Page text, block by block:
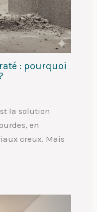
: pourquoi
la solution
en
creux. Mais